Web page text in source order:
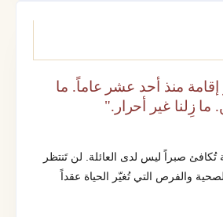
منذ أحد عشر عاماً. ما
ما زِلنا غير أحرار."
تُكافئ صبراً ليس لدى العائلة. لن تَنتظر
والفرص التي تُغيّر الحياة عقداً